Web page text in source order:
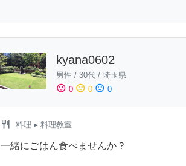
kyana0602
男性 / 30代 / 埼玉県
sentiment_satisfied 0 sentiment_neutral 0 sentiment_dissatisfied 0
restaurant 料理 ▸ 料理教室
一緒にごはん食べませんか？